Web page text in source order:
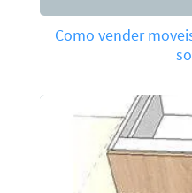
Como vender